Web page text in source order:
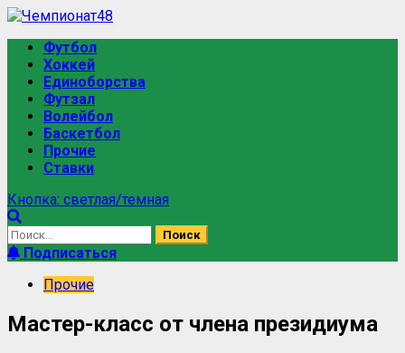
Футбол
Хоккей
Единоборства
Футзал
Волейбол
Баскетбол
Прочие
Ставки
Кнопка: светлая/темная
Подписаться
Прочие
Мастер-класс от члена президиума